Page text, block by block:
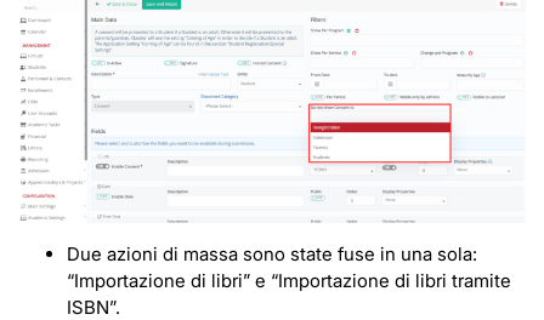
Due azioni di massa sono state fuse in una sola:
“Importazione di libri” e “Importazione di libri tramite
ISBN”.